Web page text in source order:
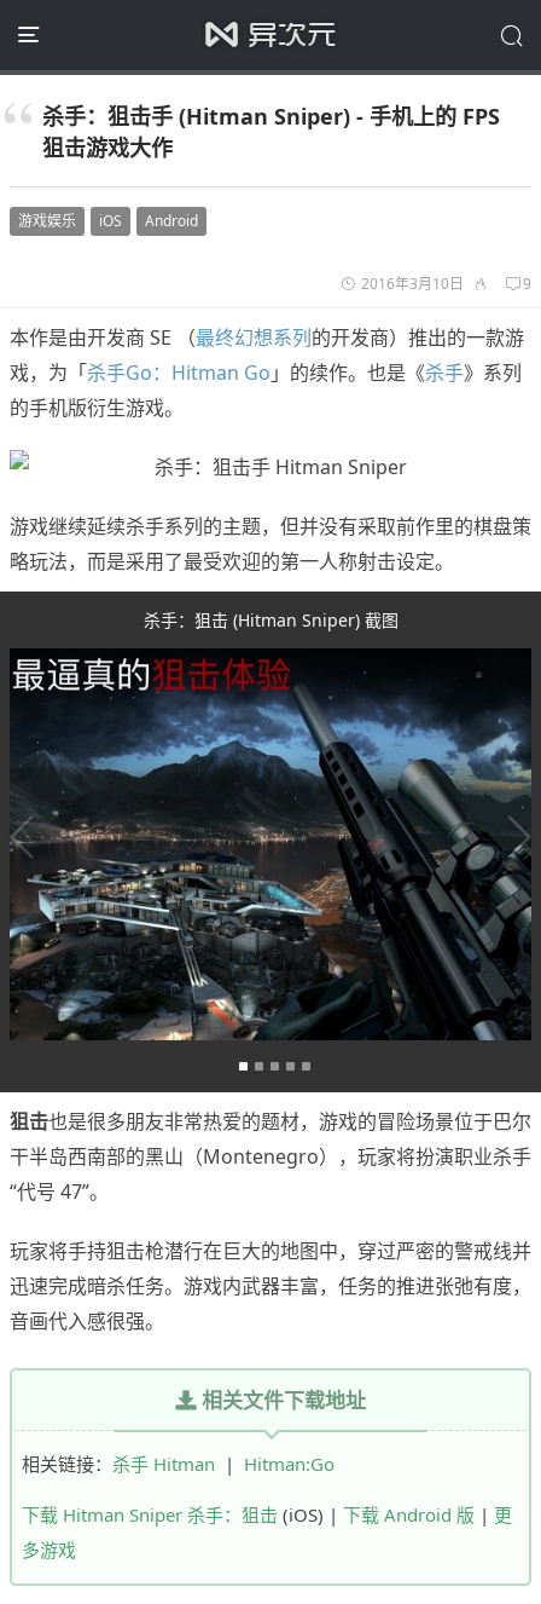
杀手：狙击手 (Hitman Sniper) - 手机上的 FPS
狙击游戏大作
游戏娱乐 iOS Android
2016年3月10日 9
本作是由开发商 SE （最终幻想系列的开发商）推出的一款游
戏，为「杀手Go：Hitman Go 」的续作。也是《杀手》系列
的手机版衍生游戏。
游戏继续延续杀手系列的主题，但并没有采取前作里的棋盘策
略玩法，而是采用了最受欢迎的第一人称射击设定。
杀手：狙击 (Hitman Sniper) 截图
狙击也是很多朋友非常热爱的题材，游戏的冒险场景位于巴尔
干半岛西南部的黑山（Montenegro），玩家将扮演职业杀手
“代号 47”。
玩家将手持狙击枪潜行在巨大的地图中，穿过严密的警戒线并
迅速完成暗杀任务。游戏内武器丰富，任务的推进张弛有度，
音画代入感很强。
相关文件下载地址
相关链接： 杀手 Hitman | Hitman:Go
下载 Hitman Sniper 杀手：狙击 (iOS) | 下载 Android 版 | 更
多游戏